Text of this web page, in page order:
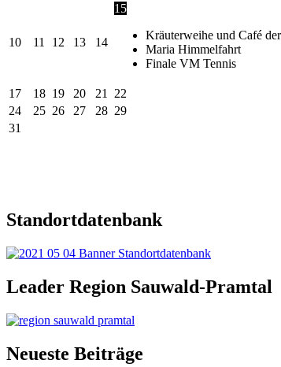
10 11 12 13 14
15
Kräuterweihe und Café
Maria Himmelfahrt
Finale VM Tennis
17 18 19 20 21 22
24
25 26 27 28 29
31
Standortdatenbank
Leader Region Sauwald-Pramtal
Neueste Beiträge